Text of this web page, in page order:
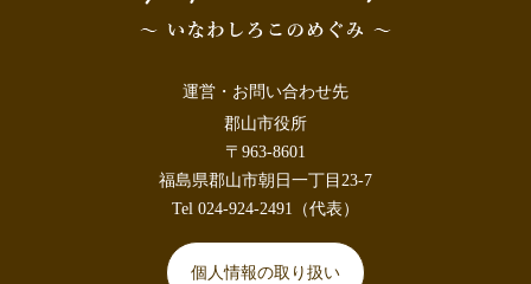
運営・お問い合わせ先
郡山市役所
〒963-8601
福島県郡山市朝日一丁目23-7
Tel 024-924-2491（代表）
個人情報の取り扱い